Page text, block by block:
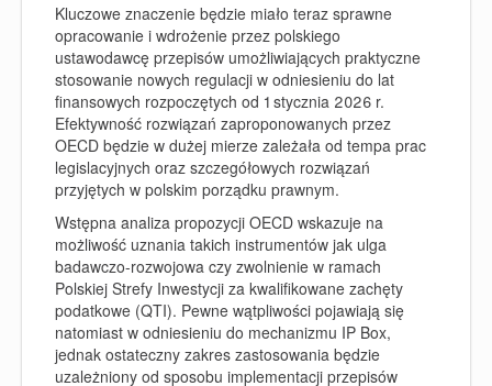
Kluczowe znaczenie będzie miało teraz sprawne
opracowanie i wdrożenie przez polskiego
ustawodawcę przepisów umożliwiających praktyczne
stosowanie nowych regulacji w odniesieniu do lat
finansowych rozpoczętych od 1 stycznia 2026 r.
Efektywność rozwiązań zaproponowanych przez
OECD będzie w dużej mierze zależała od tempa prac
legislacyjnych oraz szczegółowych rozwiązań
przyjętych w polskim porządku prawnym.
Wstępna analiza propozycji OECD wskazuje na
możliwość uznania takich instrumentów jak ulga
badawczo-rozwojowa czy zwolnienie w ramach
Polskiej Strefy Inwestycji za kwalifikowane zachęty
podatkowe (QTI). Pewne wątpliwości pojawiają się
natomiast w odniesieniu do mechanizmu IP Box,
jednak ostateczny zakres zastosowania będzie
uzależniony od sposobu implementacji przepisów